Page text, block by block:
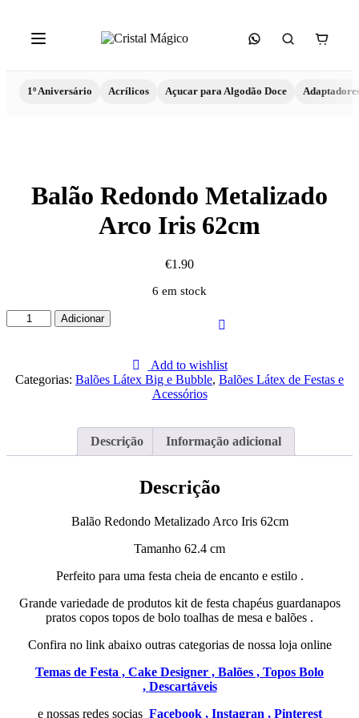
1º Aniversário Acrílicos Açucar para Algodão Doce
Balão Redondo Metalizado
Arco Iris 62cm
€1.90
6 em stock
Quantidade
de
Metalizado
Arco
Adicionar
Add to wishlist
Categorias: Balões Látex Big e Bubble, Balões Látex de Festas e
Acessórios
Descrição Informação adicional
Descrição
Balão Redondo Metalizado Arco Iris 62cm
Tamanho 62.4 cm
Perfeito para uma festa cheia de encanto e estilo .
Grande variedade de produtos kit de festa chapéus guardanapos
pratos copos topos de bolo toalhas de mesa e balões .
Confira no link abaixo outras categorias de nossa loja online
Temas de Festa , Cake Designer , Balões , Topos Bolo
, Descartáveis
e nossas redes socias Facebook , Instagran , Pinterest